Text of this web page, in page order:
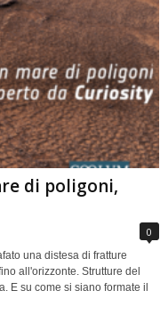
di poligoni,
0
una distesa di fratture
all'orizzonte. Strutture del
E su come si siano formate il